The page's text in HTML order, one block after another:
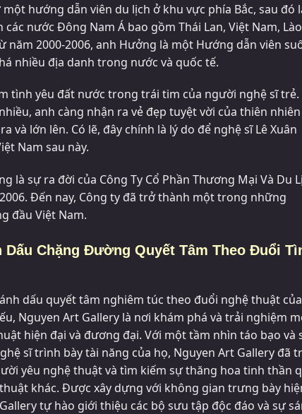
hướng dẫn viên du lịch ở khu vực phía Bắc, sau đó
nước Đông Nam Á bao gồm Thái Lan, Việt Nam,
2000-2006, anh Hưởng là một Hướng dẫn viên
nhiều địa danh trong nước và quốc tế.
tình yêu đất nước trong trái tim của người nghệ sĩ trẻ.
anh càng nhận ra vẻ đẹp tuyệt vời của thiên nhiên
và lớn lên. Có lẽ, đây chính là lý do để nghệ sĩ Lê Xuân
Nam sau này.
là sự ra đời của Công Ty Cổ Phần Thương Mại Và Du
Đến nay, Công ty đã trở thành một trong những
đầu Việt Nam.
Chặng Đường Quyết Tâm Theo Đuổi
dấu quyết tâm nghiêm túc theo đuổi nghệ thuật của
Nguyen Art Gallery là nơi khám phá và trải nghiệm
hiện đại và đương đại. Với một tầm nhìn táo bạo và
sĩ trình bày tài năng của họ, Nguyen Art Gallery đã
yêu nghệ thuật và tìm kiếm sự thăng hoa tinh thần
khác. Được xây dựng với không gian trưng bày
tự hào giới thiệu các bộ sưu tập độc đáo và sự